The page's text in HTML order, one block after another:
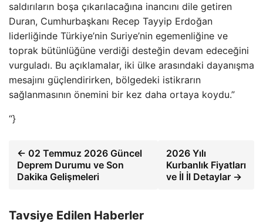
saldırıların boşa çıkarılacağına inancını dile getiren
Duran, Cumhurbaşkanı Recep Tayyip Erdoğan
liderliğinde Türkiye’nin Suriye’nin egemenliğine ve
toprak bütünlüğüne verdiği desteğin devam edeceğini
vurguladı. Bu açıklamalar, iki ülke arasındaki dayanışma
mesajını güçlendirirken, bölgedeki istikrarın
sağlanmasının önemini bir kez daha ortaya koydu.”
“}
← 02 Temmuz 2026 Güncel
Deprem Durumu ve Son
Dakika Gelişmeleri
2026 Yılı
Kurbanlık Fiyatları
ve İl İl Detaylar →
Tavsiye Edilen Haberler